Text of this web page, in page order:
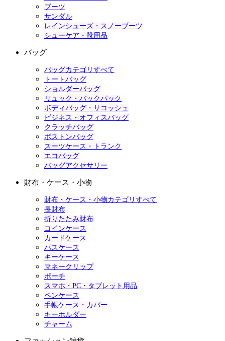
ブーツ
サンダル
レインシューズ・スノーブーツ
シューケア・靴用品
バッグ
バッグカテゴリすべて
トートバッグ
ショルダーバッグ
リュック・バックパック
ボディバッグ・サコッシュ
ビジネス・オフィスバッグ
クラッチバッグ
ボストンバッグ
スーツケース・トランク
エコバッグ
バッグアクセサリー
財布・ケース・小物
財布・ケース・小物カテゴリすべて
長財布
折りたたみ財布
コインケース
カードケース
パスケース
キーケース
マネークリップ
ポーチ
スマホ・PC・タブレット用品
ペンケース
手帳ケース・カバー
キーホルダー
チャーム